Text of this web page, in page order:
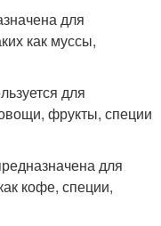
для
как муссы,
для
фрукты, специи
для
кофе, специи,